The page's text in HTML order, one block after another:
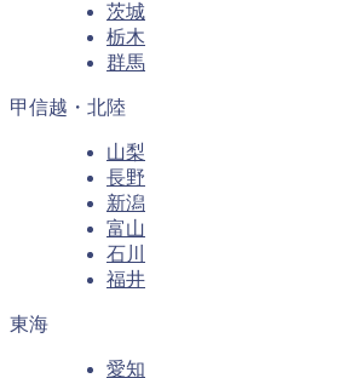
茨城
栃木
群馬
甲信越・北陸
山梨
長野
新潟
富山
石川
福井
東海
愛知